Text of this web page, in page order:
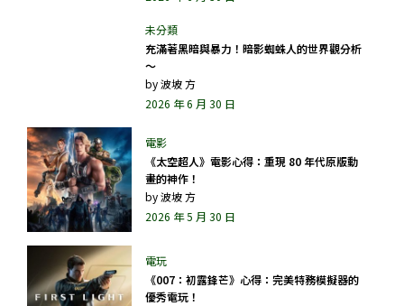
充滿著黑暗與暴力！暗影蜘蛛人的世界觀分析
～
by波坡 方
2026 年 6 月 30 日
《太空超人》電影心得：重現 80 年代原版動
畫的神作！
by波坡 方
2026 年 5 月 30 日
《007：初露鋒芒》心得：完美特務模擬器的
優秀電玩！